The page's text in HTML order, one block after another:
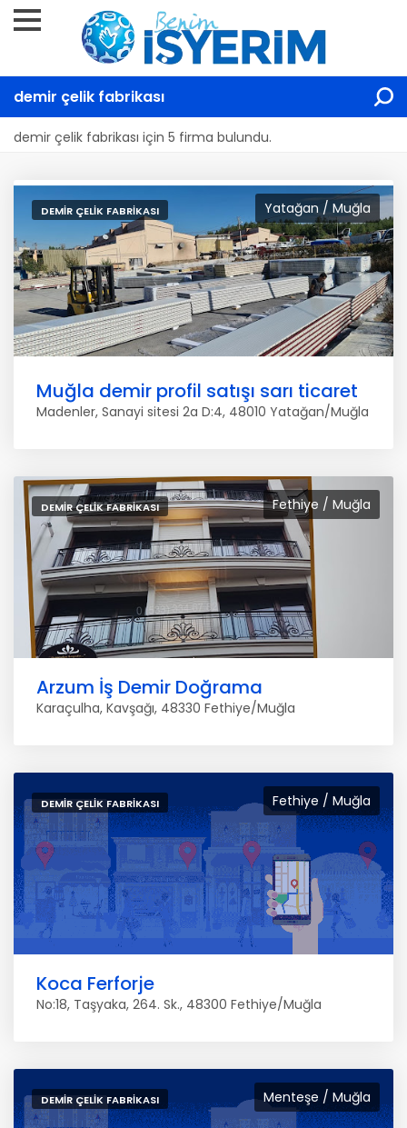
demir çelik fabrikası
demir çelik fabrikası için 5 firma bulundu.
Yatağan / Muğla
DEMIR ÇELIK FABRIKASI
Muğla demir profil satışı sarı ticaret
Madenler, Sanayi sitesi 2a D:4, 48010 Yatağan/Muğla
Fethiye / Muğla
DEMIR ÇELIK FABRIKASI
Arzum İş Demir Doğrama
Karaçulha, Kavşağı, 48330 Fethiye/Muğla
Fethiye / Muğla
DEMIR ÇELIK FABRIKASI
Koca Ferforje
No:18, Taşyaka, 264. Sk., 48300 Fethiye/Muğla
Menteşe / Muğla
DEMIR ÇELIK FABRIKASI